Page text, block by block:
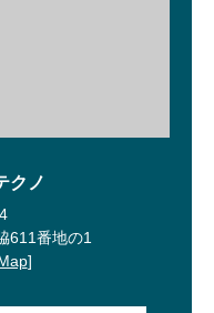
クノ
611番地の1
]